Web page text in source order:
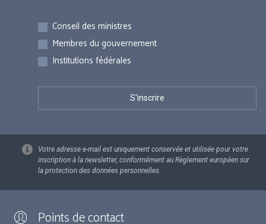
Inscriptions
Conseil des ministres
Membres du gouvernement
Institutions fédérales
Votre adresse e-mail est uniquement conservée et utilisée pour votre
inscription à la newsletter, conformément au Règlement européen sur
la protection des données personnelles.
Points de contact